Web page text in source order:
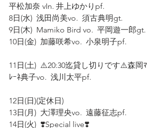
平松加奈 vIn. 井上ゆかりpf.
8日(水)  浅田尚美vo.  須古典明gt.
9日(木)  Mamiko Bird vo.  平岡遊一郎gt.
10日(金)  加藤咲希vo.  小泉明子pf.
11日(土)  ⚠️20:30迄貸し切りです⚠️森岡ﾏ
ﾚｰﾈ典子vo.  浅川太平pf.
12日(日)(定休日)
13日(月)  大澤理央vo.  遠藤征志pf.
14日(火)  ❣️Special live❣️